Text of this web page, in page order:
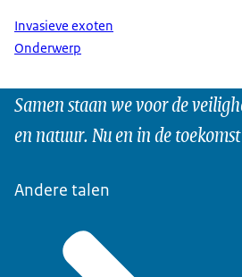
Invasieve exoten
Onderwerp
Samen staan we voor de
en natuur. Nu en in de
Andere talen